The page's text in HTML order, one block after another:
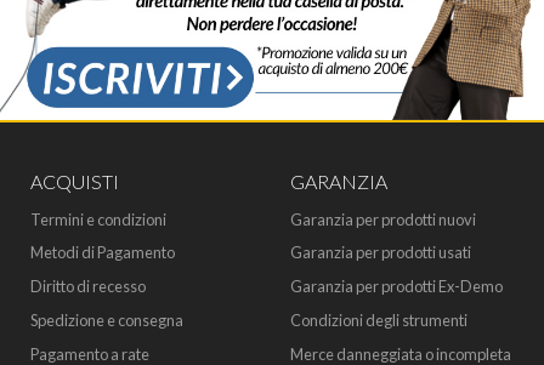
ACQUISTI
Termini e condizioni
Metodi di Pagamento
Diritto di recesso
Spedizione e consegna
Pagamento a rate
GARANZIA
Garanzia per prodotti nuovi
Garanzia per prodotti usati
Garanzia per prodotti Ex-Demo
Condizioni degli strumenti
Merce danneggiata o incompleta